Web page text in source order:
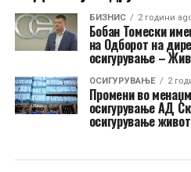
БИЗНИС 2 години
Бобан Томески
на Одборот на
осигурување –
ОСИГУРУВАЊЕ 2
Промени во
осигурување АД
осигурување живот